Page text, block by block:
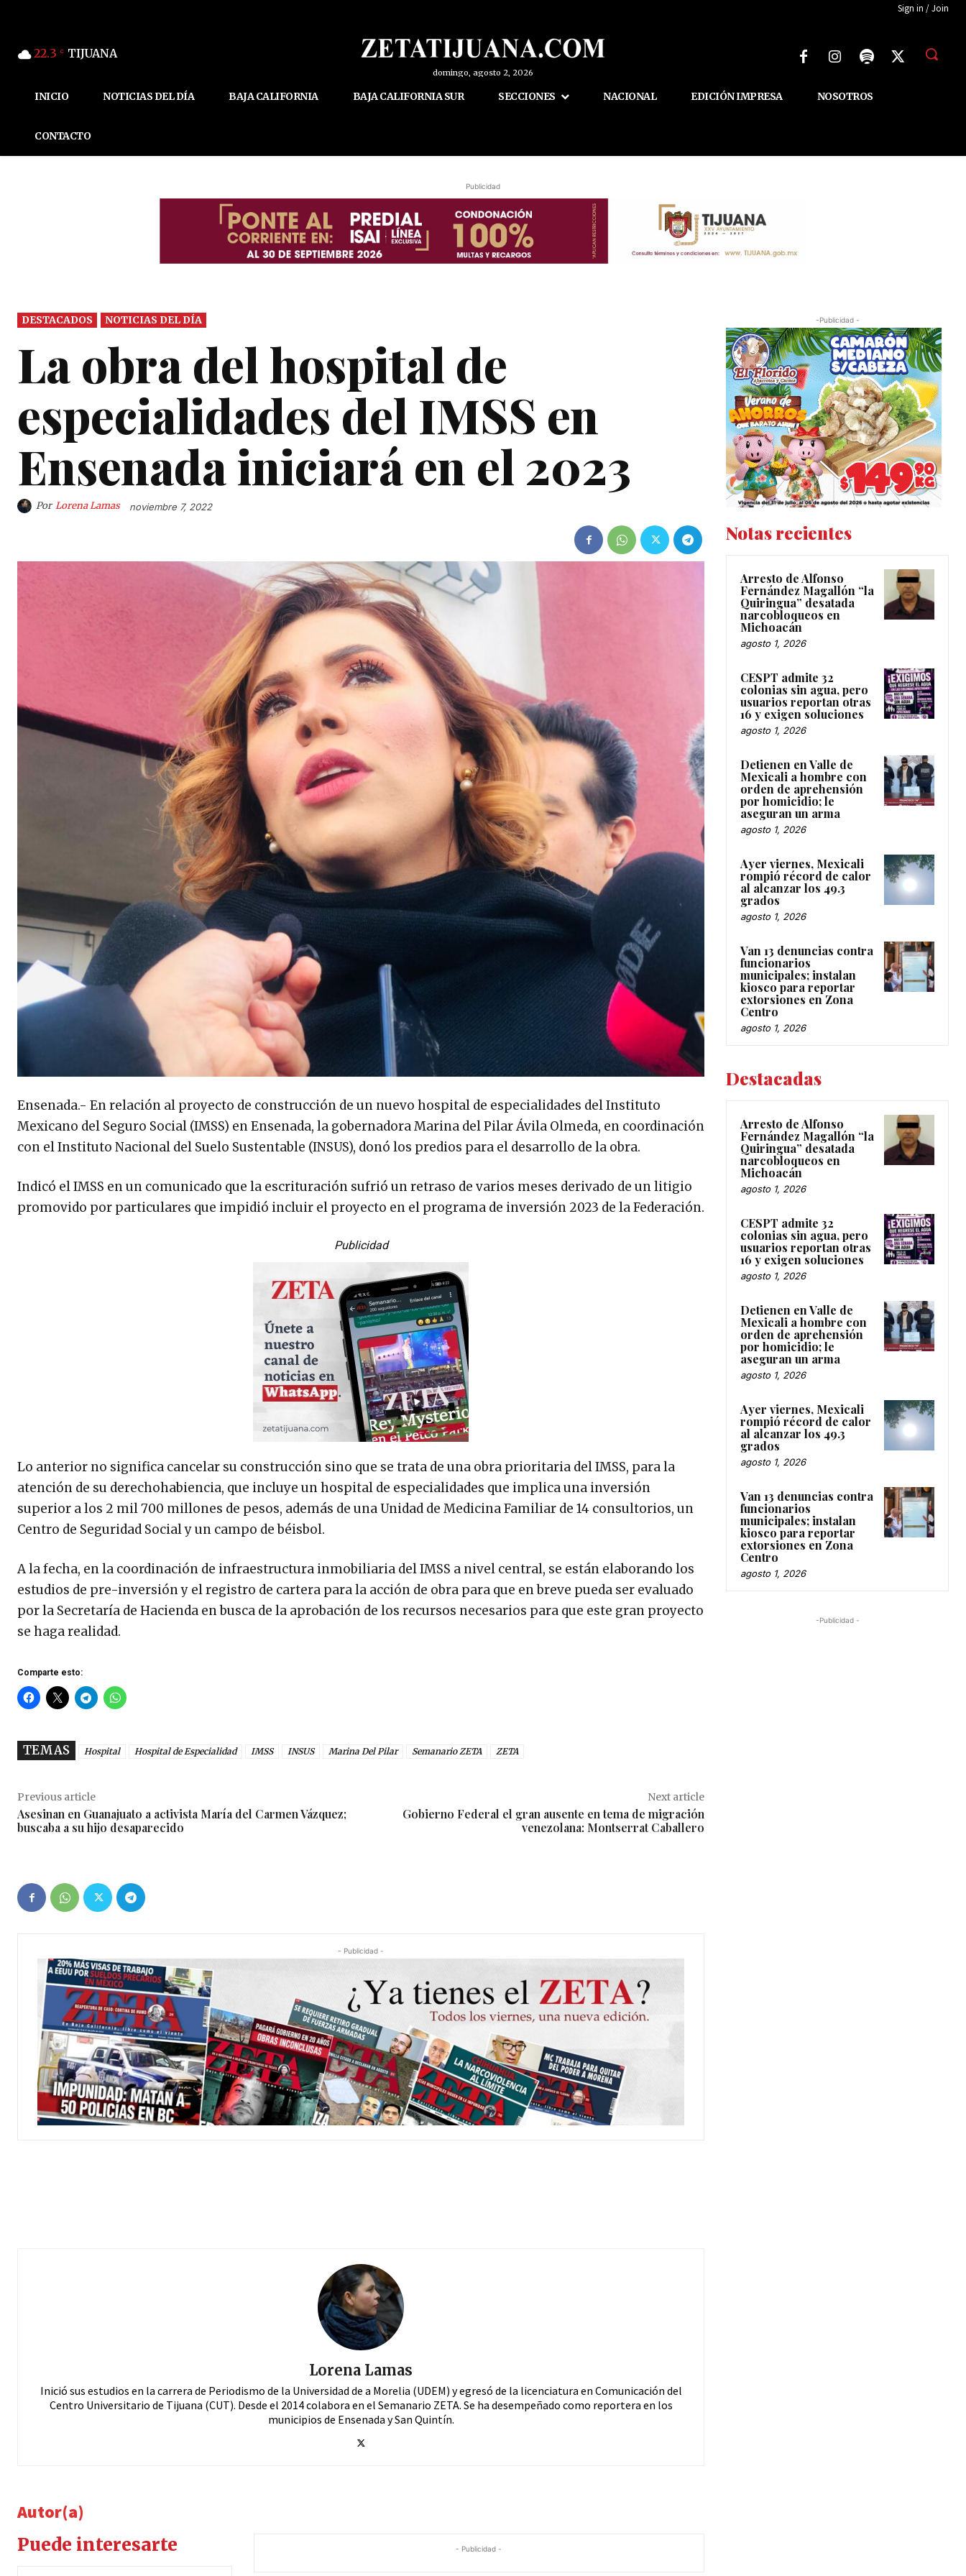
Sign in / Join
22.3 C TIJUANA
domingo, agosto 2, 2026
INICIO NOTICIAS DEL DÍA BAJA CALIFORNIA BAJA CALIFORNIA SUR SECCIONES NACIONAL EDICIÓN IMPRESA NOSOTROS
CONTACTO
Publicidad
DESTACADOS NOTICIAS DEL DÍA
La obra del hospital de
especialidades del IMSS en
Ensenada iniciará en el 2023
Por Lorena Lamas noviembre 7, 2022
Ensenada.- En relación al proyecto de construcción de un nuevo hospital de especialidades del Instituto
Mexicano del Seguro Social (IMSS) en Ensenada, la gobernadora Marina del Pilar Ávila Olmeda, en coordinación
con el Instituto Nacional del Suelo Sustentable (INSUS), donó los predios para el desarrollo de la obra.
Indicó el IMSS en un comunicado que la escrituración sufrió un retraso de varios meses derivado de un litigio
promovido por particulares que impidió incluir el proyecto en el programa de inversión 2023 de la Federación.
Publicidad
Lo anterior no significa cancelar su construcción sino que se trata de una obra prioritaria del IMSS, para la
atención de su derechohabiencia, que incluye un hospital de especialidades que implica una inversión
superior a los 2 mil 700 millones de pesos, además de una Unidad de Medicina Familiar de 14 consultorios, un
Centro de Seguridad Social y un campo de béisbol.
A la fecha, en la coordinación de infraestructura inmobiliaria del IMSS a nivel central, se están elaborando los
estudios de pre-inversión y el registro de cartera para la acción de obra para que en breve pueda ser evaluado
por la Secretaría de Hacienda en busca de la aprobación de los recursos necesarios para que este gran proyecto
se haga realidad.
Comparte esto:
TEMAS Hospital Hospital de Especialidad IMSS INSUS Marina Del Pilar Semanario ZETA ZETA
Previous article
Asesinan en Guanajuato a activista María del Carmen Vázquez;
buscaba a su hijo desaparecido
Next article
Gobierno Federal el gran ausente en tema de migración
venezolana: Montserrat Caballero
- Publicidad -
Lorena Lamas
Inició sus estudios en la carrera de Periodismo de la Universidad de a Morelia (UDEM) y egresó de la licenciatura en Comunicación del
Centro Universitario de Tijuana (CUT). Desde el 2014 colabora en el Semanario ZETA. Se ha desempeñado como reportera en los
municipios de Ensenada y San Quintín.
Autor(a)
Puede interesarte
- Publicidad -
-Publicidad -
Notas recientes
Arresto de Alfonso
Fernández Magallón “la
Quiringua” desatada
narcobloqueos en
Michoacán
agosto 1, 2026
CESPT admite 32
colonias sin agua, pero
usuarios reportan otras
16 y exigen soluciones
agosto 1, 2026
Detienen en Valle de
Mexicali a hombre con
orden de aprehensión
por homicidio; le
aseguran un arma
agosto 1, 2026
Ayer viernes, Mexicali
rompió récord de calor
al alcanzar los 49.3
grados
agosto 1, 2026
Van 13 denuncias contra
funcionarios
municipales; instalan
kiosco para reportar
extorsiones en Zona
Centro
agosto 1, 2026
Destacadas
Arresto de Alfonso
Fernández Magallón “la
Quiringua” desatada
narcobloqueos en
Michoacán
agosto 1, 2026
CESPT admite 32
colonias sin agua, pero
usuarios reportan otras
16 y exigen soluciones
agosto 1, 2026
Detienen en Valle de
Mexicali a hombre con
orden de aprehensión
por homicidio; le
aseguran un arma
agosto 1, 2026
Ayer viernes, Mexicali
rompió récord de calor
al alcanzar los 49.3
grados
agosto 1, 2026
Van 13 denuncias contra
funcionarios
municipales; instalan
kiosco para reportar
extorsiones en Zona
Centro
agosto 1, 2026
-Publicidad -